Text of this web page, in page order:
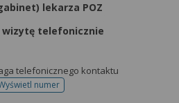
lekarza POZ
wizytę telefonicznie
telefonicznego kontaktu
numer
telefonu do rejestracji